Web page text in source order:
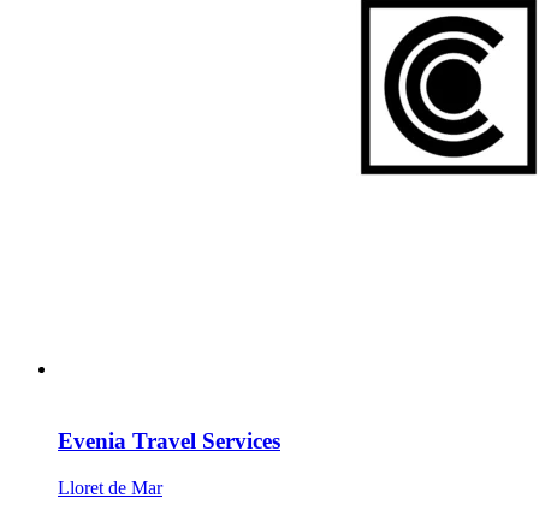
Evenia Travel Services
Lloret de Mar